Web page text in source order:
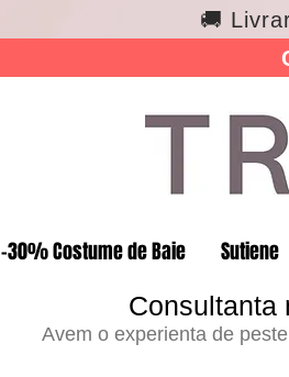
🚚
-30% Costume de Baie Sutiene
Consultanta
Avem o experienta de